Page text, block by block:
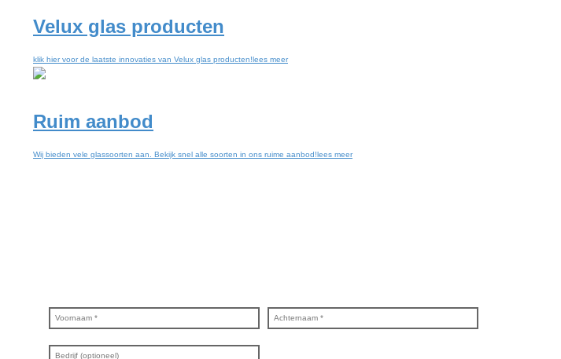
Velux glas producten
klik hier voor de laatste innovaties van Velux glas producten!lees meer
Ruim aanbod
Wij bieden vele glassoorten aan. Bekijk snel alle soorten in ons ruime aanbod!lees meer